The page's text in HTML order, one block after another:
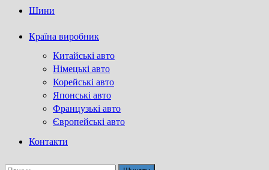
Шини
Країна виробник
Китайські авто
Німецькі авто
Корейські авто
Японські авто
Французькі авто
Європейські авто
Контакти